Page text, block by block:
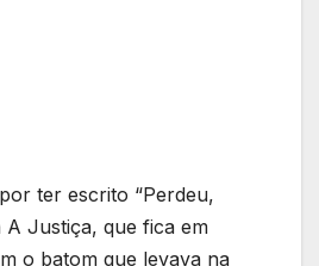
ter escrito “Perdeu,
A Justiça, que fica em
o batom que levava na